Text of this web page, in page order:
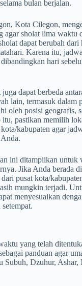
bulan berjalan.
Kota Cilegon,
agar sholat lima waktu
dapat berubah dari
Karena itu,
hari
juga dapat berbeda
lain, termasuk dalam
oleh posisi geografis,
pastikan memilih
kabupaten agar
ini ditampilkan untuk
Jika Anda berada
pusat kota/
mungkin terjadi.
menyesuaikan
yang telah
panduan agar
Subuh, Dzuhur, Ashar,